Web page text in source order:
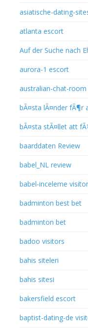
asiatische-dating-
atlanta escort
Auf der Suche nach
aurora-1 escort
australian-chat-room
bÃ¤sta lÃ¤nder fÃ¶r
bÃ¤sta stÃ¤llet att
baarddaten Review
babel_NL review
babel-inceleme
badminton best bet
badminton bet
badoo visitors
bahis siteleri
bahis sitesi
bakersfield escort
baptist-dating-de